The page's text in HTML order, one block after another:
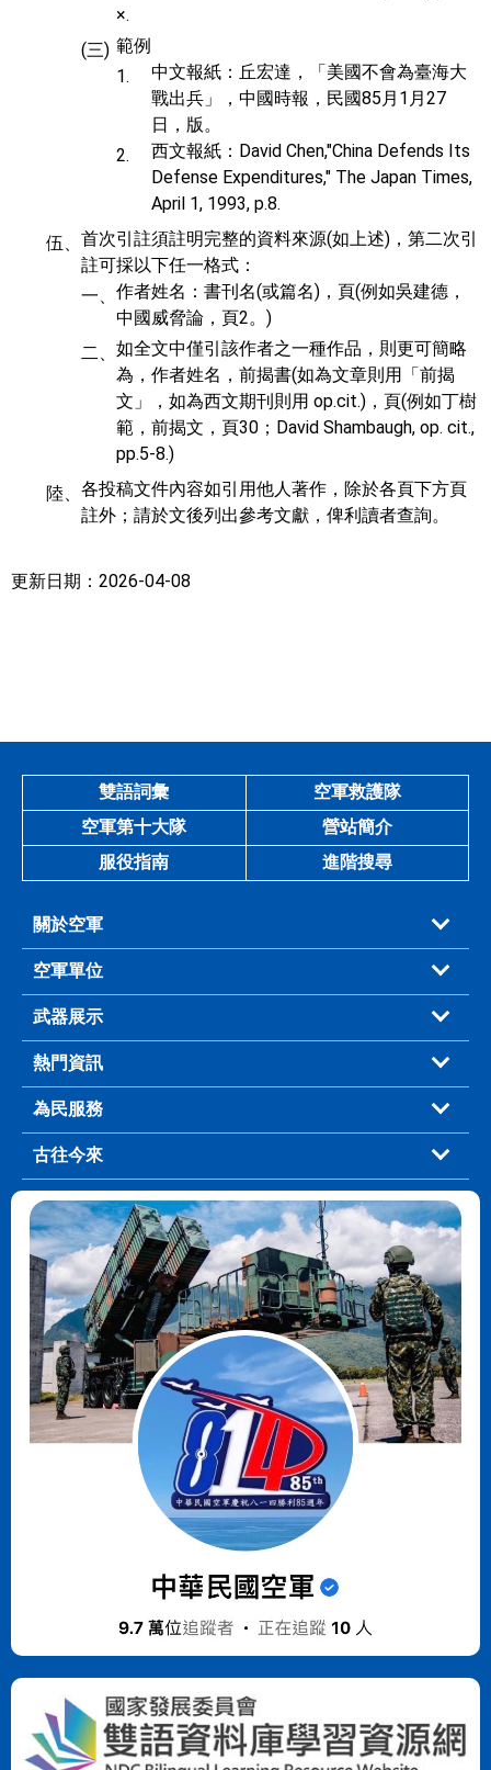
×.
(三) 範例
1.
中文報紙：丘宏達，「美國不會為臺海大
戰出兵」，中國時報，民國85月1月27
日，版。
2.
西文報紙：David Chen,"China Defends Its
Defense Expenditures," The Japan Times,
April 1, 1993, p.8.
伍、 首次引註須註明完整的資料來源(如上述)，第二次引
註可採以下任一格式：
一、 作者姓名：書刊名(或篇名)，頁(例如吳建德，
中國威脅論，頁2。)
二、 如全文中僅引該作者之一種作品，則更可簡略
為，作者姓名，前揭書(如為文章則用「前揭
文」，如為西文期刊則用 op.cit.)，頁(例如丁樹
範，前揭文，頁30；David Shambaugh, op. cit.,
pp.5-8.)
陸、 各投稿文件內容如引用他人著作，除於各頁下方頁
註外；請於文後列出參考文獻，俾利讀者查詢。
更新日期：2026-04-08
雙語詞彙
空軍救護隊
空軍第十大隊
營站簡介
服役指南
進階搜尋
關於空軍
空軍單位
武器展示
熱門資訊
為民服務
古往今來